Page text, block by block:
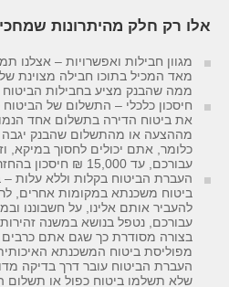
אלו רק חלק מהיתרונות
מגוון חבילות ואפשרויות – אצלנו
מאד המכיל בתוכו חבילה מצוינת
ממה שהבנק מציע בחבילות הביטוח
חיסכון כלכלי – התשלום של
את ביטוח הדירה בתשלום אחד
מההצעה או מהתשלום שהבנק יגבה
כלומר, אתם יכולים לחסוך במיקא,
עבורכם, עד 15,000 ₪ חיסכון בהחזר המשכנתא שלכם לבנק.
העברת הביטוח בקלות וללא עלות –
ביטוח משכנתא במקומות אחרים,
להעביר אותם אלינו, על חשבוננו
עבורכם, נטפל בנושא במשנה זהירות
בצורה מסודרת כך שגם אתם כרבים
מפוליסת ביטוח המשכנתא
העברת הביטוח עובר דרך בדיקה
שלא תשלמו ביטוח כפול או תשלום